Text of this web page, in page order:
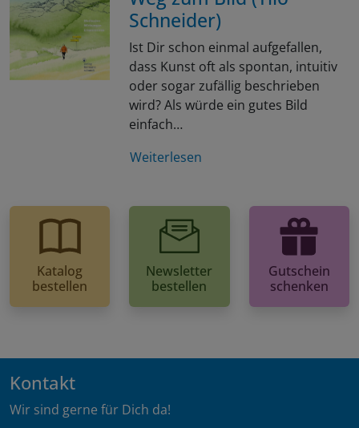
Schneider)
Ist Dir schon einmal aufgefallen,
dass Kunst oft als spontan, intuitiv
oder sogar zufällig beschrieben
wird? Als würde ein gutes Bild
einfach…
Weiterlesen
Katalog
bestellen
Newsletter
bestellen
Gutschein
schenken
Kontakt
Wir sind gerne für Dich da!